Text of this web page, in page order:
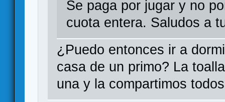
Se paga por jugar y no
cuota entera. Saludos a
¿Puedo entonces ir a
casa de un primo? La
una y la compartimos